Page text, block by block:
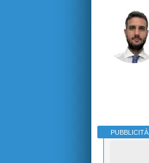
PUBBLICITÀ